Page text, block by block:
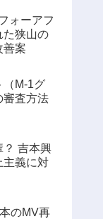
ォーアフ
た狭山の
善案
（M-1グ
審査方法
？ 吉本興
主義に対
のMV再